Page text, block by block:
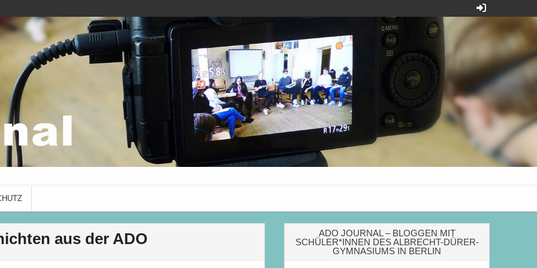
ADO Journal
mit Schüler*innen des Albrecht-Dürer-Gymnasiums
aus der ADO
ADO JOURNAL – BLOGGEN MIT
SCHÜLER*INNEN DES ALBRECHT-DÜRER-
GYMNASIUMS IN BERLIN